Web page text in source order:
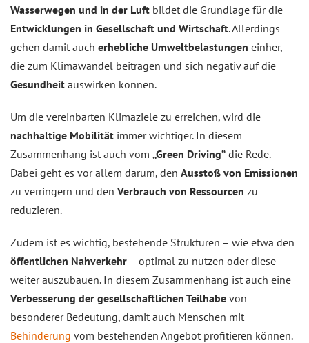
Wasserwegen und in der Luft bildet die Grundlage für die
Entwicklungen in Gesellschaft und Wirtschaft. Allerdings
gehen damit auch erhebliche Umweltbelastungen einher,
die zum Klimawandel beitragen und sich negativ auf die
Gesundheit auswirken können.
Um die vereinbarten Klimaziele zu erreichen, wird die
nachhaltige Mobilität immer wichtiger. In diesem
Zusammenhang ist auch vom „Green Driving“ die Rede.
Dabei geht es vor allem darum, den Ausstoß von Emissionen
zu verringern und den Verbrauch von Ressourcen zu
reduzieren.
Zudem ist es wichtig, bestehende Strukturen – wie etwa den
öffentlichen Nahverkehr – optimal zu nutzen oder diese
weiter auszubauen. In diesem Zusammenhang ist auch eine
Verbesserung der gesellschaftlichen Teilhabe von
besonderer Bedeutung, damit auch Menschen mit
Behinderung vom bestehenden Angebot profitieren können.